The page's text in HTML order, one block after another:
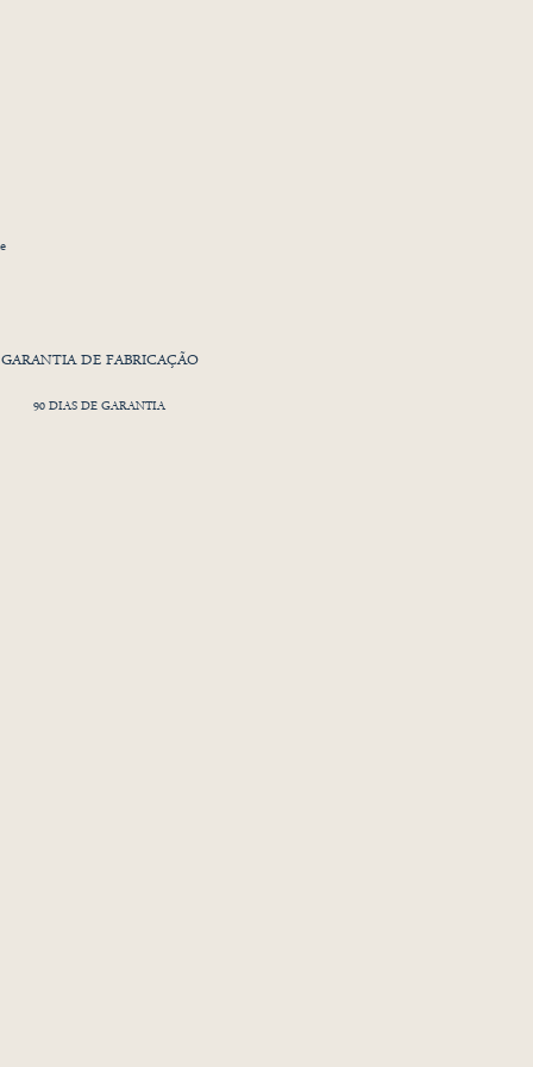
GARANTIA DE FABRICAÇÃO
90 DIAS DE GARANTIA